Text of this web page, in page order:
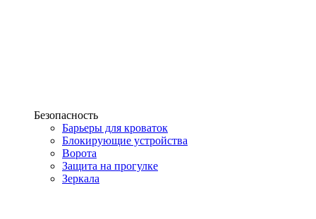
Безопасность
Барьеры для кроваток
Блокирующие устройства
Ворота
Защита на прогулке
Зеркала